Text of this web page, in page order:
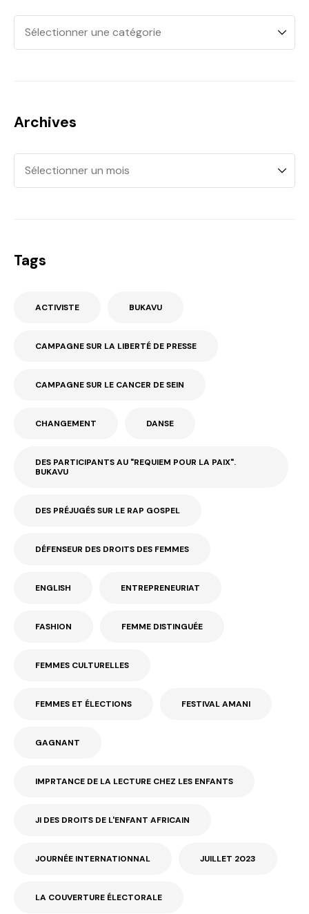
Archives
Tags
ACTIVISTE BUKAVU
CAMPAGNE SUR LA LIBERTÉ DE PRESSE
CAMPAGNE SUR LE CANCER DE SEIN
CHANGEMENT DANSE
DES PARTICIPANTS AU "REQUIEM POUR LA PAIX".
BUKAVU
DES PRÉJUGÉS SUR LE RAP GOSPEL
DÉFENSEUR DES DROITS DES FEMMES
ENGLISH ENTREPRENEURIAT
FASHION FEMME DISTINGUÉE
FEMMES CULTURELLES
FEMMES ET ÉLECTIONS FESTIVAL AMANI
GAGNANT
IMPRTANCE DE LA LECTURE CHEZ LES ENFANTS
JI DES DROITS DE L'ENFANT AFRICAIN
JOURNÉE INTERNATIONNAL JUILLET 2023
LA COUVERTURE ÉLECTORALE